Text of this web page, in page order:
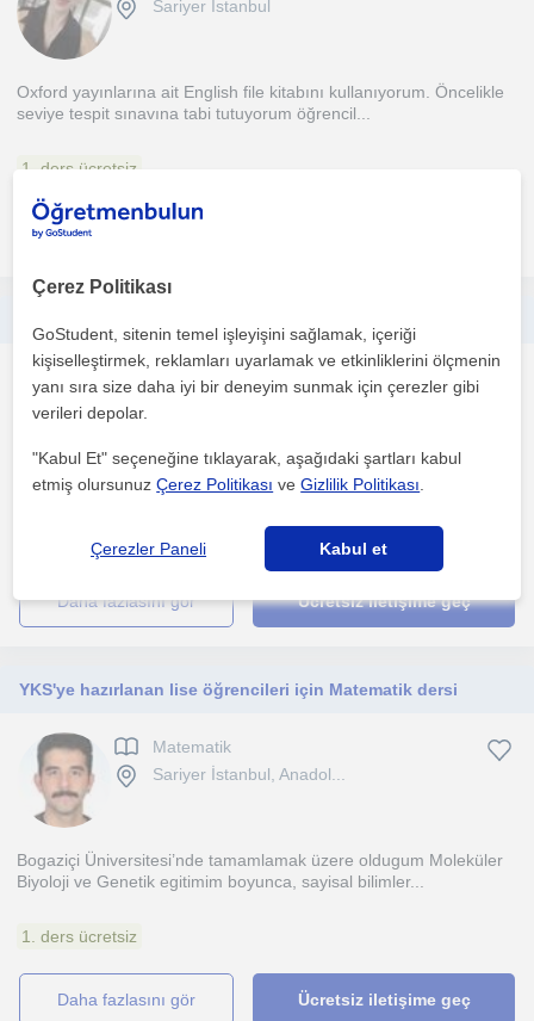
Sariyer İstanbul
Oxford yayınlarına ait English file kitabını kullanıyorum. Öncelikle
seviye tespit sınavına tabi tutuyorum öğrencil...
1. ders ücretsiz
daha fazlasını gör
Matematik
Uzun süre deneyimli ve donanimli bir sürecim
daha fazlasını gör Ücretsiz iletişime geç
YKS'ye hazırlanan lise öğrencileri için Matematik dersi
Matematik
Sariyer İstanbul, Anadol...
Bogaziçi Üniversitesi’nde tamamlamak üzere oldugum Moleküler
Biyoloji ve Genetik egitimim boyunca, sayisal bilimler...
1. ders ücretsiz
daha fazlasını gör Ücretsiz iletişime geç
Çerez Politikası
GoStudent, sitenin temel işleyişini sağlamak, içeriği
kişiselleştirmek, reklamları uyarlamak ve etkinliklerini ölçmenin
yanı sıra size daha iyi bir deneyim sunmak için çerezler gibi
verileri depolar.
"Kabul Et" seçeneğine tıklayarak, aşağıdaki şartları kabul
etmiş olursunuzÇerez Politikası veGizlilik Politikası
Çerezler Paneli Kabul et